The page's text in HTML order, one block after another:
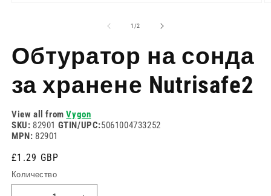
режим
1/на
2
Обтуратор на сонда
за хранене Nutrisafe2
View all fromVygon
SKU: 82901 GTIN/UPC:5061004733252
MPN: 82901
Редовна
цена
£1.29 GBP
Количество